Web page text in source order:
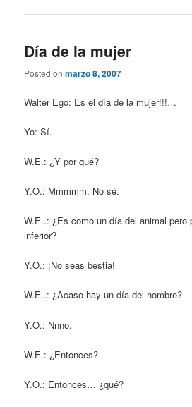
Día de la mujer
Posted onmarzo 8, 2007
Walter Ego: Es el día de la mujer!!!…
Yo: Sí.
W.E.: ¿Y por qué?
Y.O.: Mmmmm. No sé.
W.E..: ¿Es como un día del animal pero
inferior?
Y.O.: ¡No seas bestia!
W.E..: ¿Acaso hay un día del hombre?
Y.O.: Nnno.
W.E.: ¿Entonces?
Y.O.: Entonces… ¿qué?